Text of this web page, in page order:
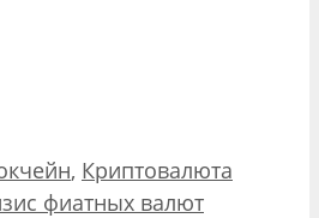
, Криптовалюта
фиатных валют